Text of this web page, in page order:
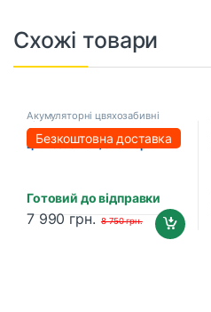
Схожі товари
Акумуляторні цвяхозабивні
пістолети
Безкоштовна доставка
Акумуляторний
цвяхозабивач/степлер
Готовий до відправки
7 990 грн. 8 750грн.